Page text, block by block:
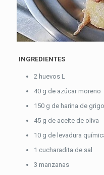
INGREDIENTES
2 huevos L
40 g de azúcar moreno
150 g de harina de grigo
45 g de aceite de oliva
10 g de levadura
1 cucharadita de sal
3 manzanas